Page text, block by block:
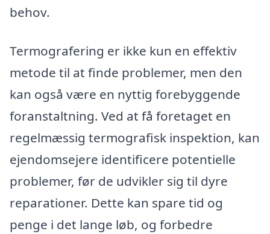
behov.
Termografering er ikke kun en effektiv
metode til at finde problemer, men den
kan også være en nyttig forebyggende
foranstaltning. Ved at få foretaget en
regelmæssig termografisk inspektion, kan
ejendomsejere identificere potentielle
problemer, før de udvikler sig til dyre
reparationer. Dette kan spare tid og
penge i det lange løb, og forbedre